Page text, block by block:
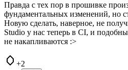
Правда с тех пор в прошивке
фундаментальных изменений, но
Новую сделать, наверное, не
Studio у нас теперь в CI, и
не накапливаются :>
+2